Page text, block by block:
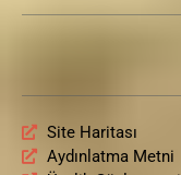
Site Haritası
Aydınlatma Metni